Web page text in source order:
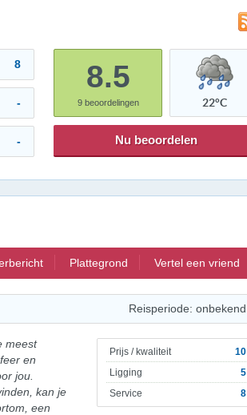
8
-
-
8.5
9beoordelingen 22°C
Nu beoordelen
Plattegrond Vertel een vriend
Reisperiode: onbekend
Prijs / kwaliteit
10
Ligging
5
Service
8
meest
en
jou.
kan je
een